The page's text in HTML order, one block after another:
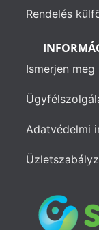
Rendelés
Ismerjen meg
Adatvédelmi